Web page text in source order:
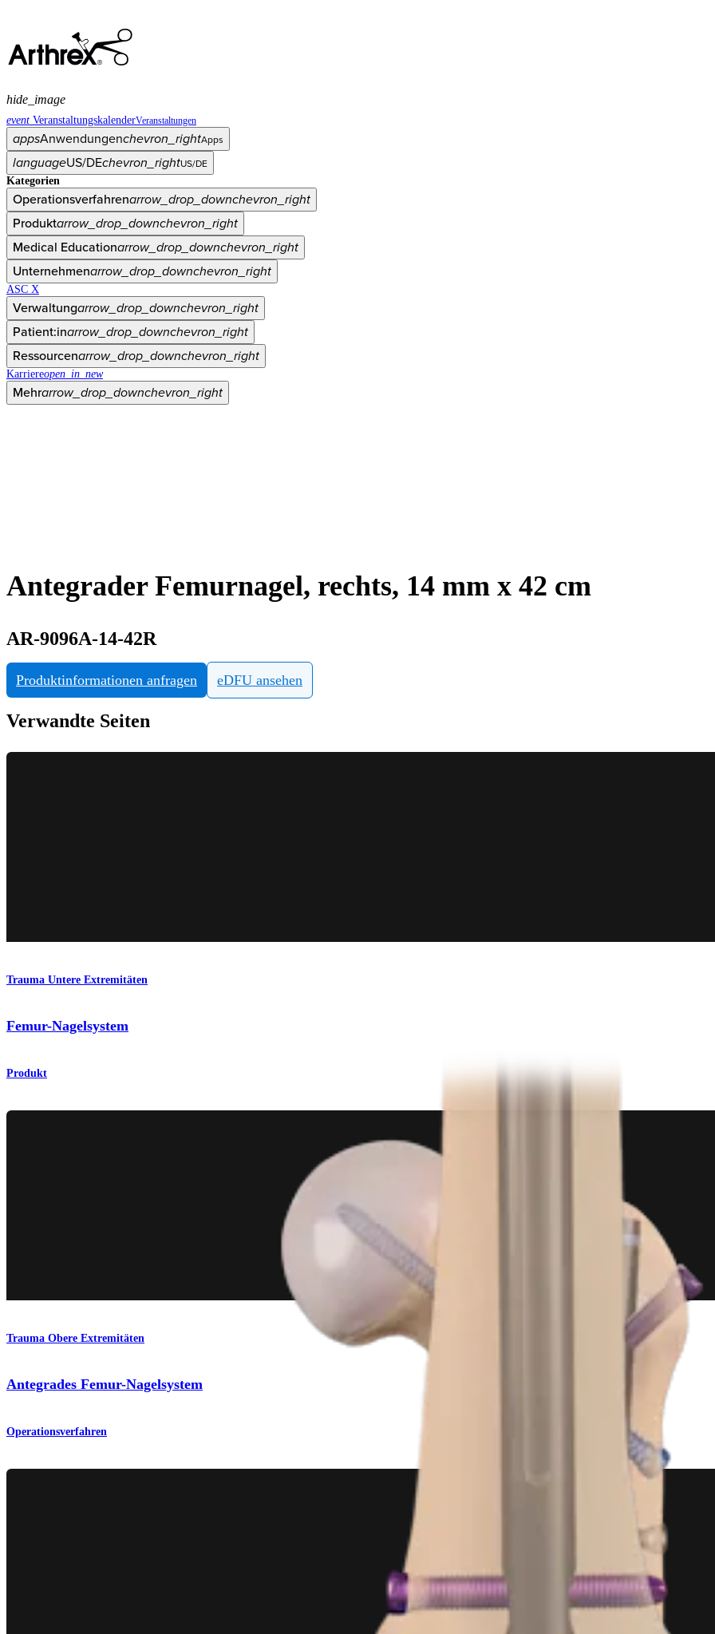
event VeranstaltungskalenderVeranstaltungen
appsAnwendungenchevron_rightApps
languageUS/DEchevron_rightUS/DE
Kategorien
Operationsverfahrenarrow_drop_downchevron_right
Produktarrow_drop_downchevron_right
Medical Educationarrow_drop_downchevron_right
Unternehmenarrow_drop_downchevron_right
ASC X
Verwaltungarrow_drop_downchevron_right
Patient:inarrow_drop_downchevron_right
Ressourcenarrow_drop_downchevron_right
Karriereopen_in_new
Mehrarrow_drop_downchevron_right
hide_image
Antegrader Femurnagel, rechts, 14 mm x 42 cm
AR-9096A-14-42R
Produktinformationen anfragen eDFU ansehen
Verwandte Seiten
Trauma Untere Extremitäten
Femur-Nagelsystem
Produkt
Trauma Obere Extremitäten
Antegrades Femur-Nagelsystem
Operationsverfahren